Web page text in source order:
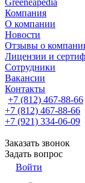
Greeneapedia
Компания
О компании
Новости
Отзывы о
Лицензии и
Сотрудники
Вакансии
Контакты
+7 (812) 467-88-66
+7 (812) 467-88-66
+7 (921) 334-06-09
Заказать звонок
Задать вопрос
Войти